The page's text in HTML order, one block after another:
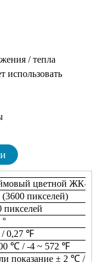
/ тепла
использовать
цветной ЖК-
пикселей)
пикселей
0,27 ℉
℃ / -4 ~ 572 ℉
показание ± 2 ℃ /